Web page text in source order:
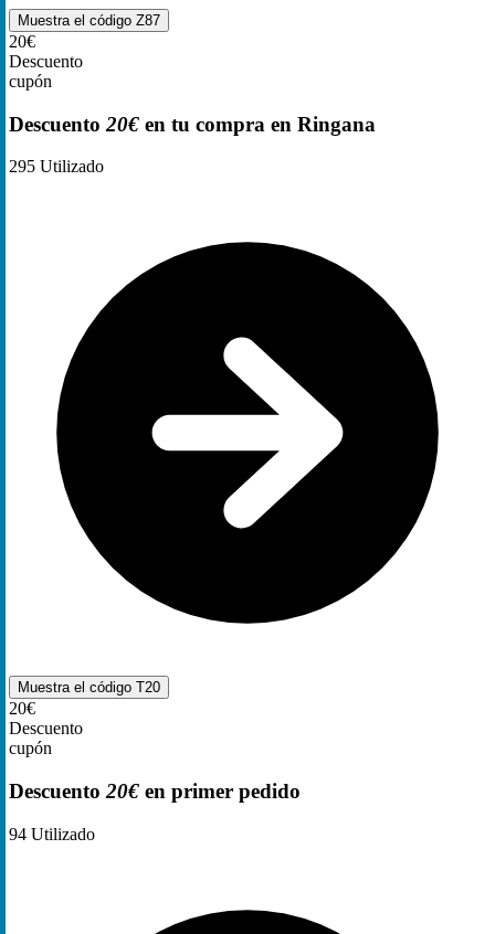
Muestra el código Z87
20€
Descuento
cupón
Descuento 20€ en tu compra en Ringana
295 Utilizado
Muestra el código T20
20€
Descuento
cupón
Descuento 20€ en primer pedido
94 Utilizado